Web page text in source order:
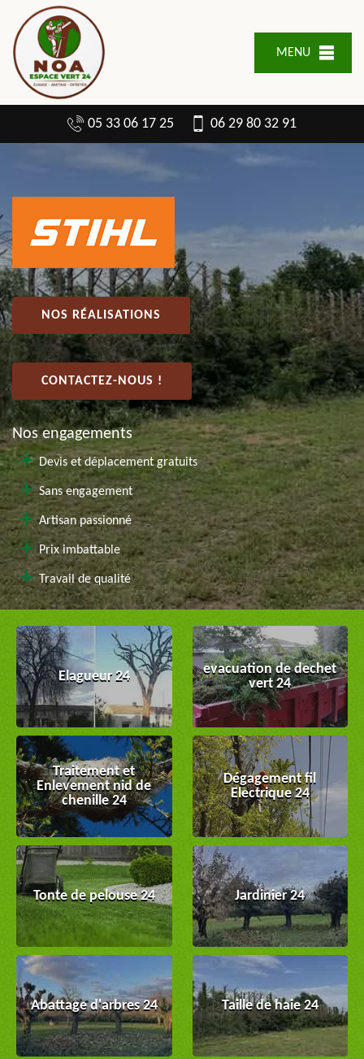
MENU
05 33 06 17 25 06 29 80 32 91
NOS RÉALISATIONS
CONTACTEZ-NOUS !
Nos engagements
Devis et déplacement gratuits
Sans engagement
Artisan passionné
Prix imbattable
Travail de qualité
Elagueur 24
evacuation de dechet
vert 24
Traitement et
Enlevement nid de
chenille 24
Dégagement fil
Electrique 24
Tonte de pelouse 24 Jardinier 24
Abattage d'arbres 24 Taille de haie 24